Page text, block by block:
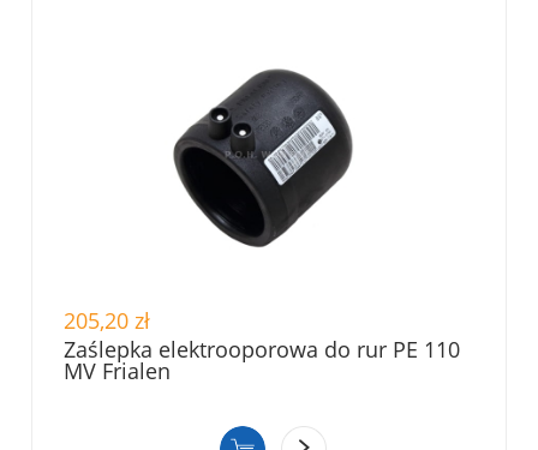
205,20 zł
Zaślepka elektrooporowa do rur PE 110
MV Frialen